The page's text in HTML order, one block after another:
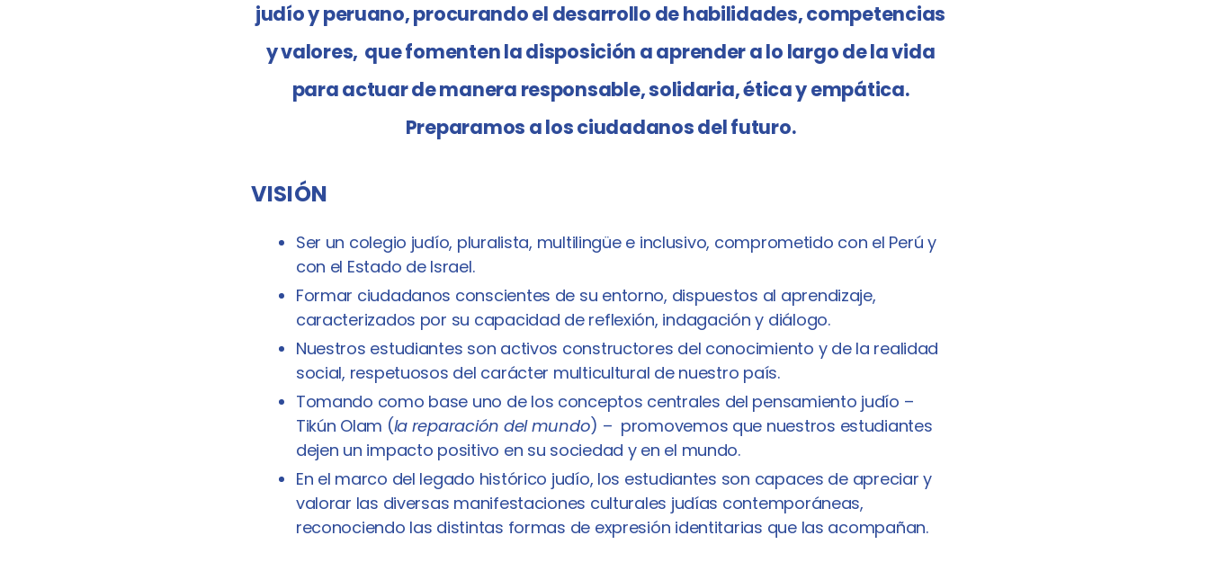
judío y peruano, procurando el desarrollo de habilidades, competencias
y valores, que fomenten la disposición a aprender a lo largo de la vida
para actuar de manera responsable, solidaria, ética y empática.
Preparamos a los ciudadanos del futuro.
VISIÓN
Ser un colegio judío, pluralista, multilingüe e inclusivo, comprometido con el Perú y
con el Estado de Israel.
Formar ciudadanos conscientes de su entorno, dispuestos al aprendizaje,
caracterizados por su capacidad de reflexión, indagación y diálogo.
Nuestros estudiantes son activos constructores del conocimiento y de la realidad
social, respetuosos del carácter multicultural de nuestro país.
Tomando como base uno de los conceptos centrales del pensamiento judío –
Tikún Olam (la reparación del mundo) – promovemos que nuestros estudiantes
dejen un impacto positivo en su sociedad y en el mundo.
En el marco del legado histórico judío, los estudiantes son capaces de apreciar y
valorar las diversas manifestaciones culturales judías contemporáneas,
reconociendo las distintas formas de expresión identitarias que las acompañan.